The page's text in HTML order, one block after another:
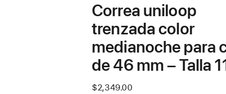
Correa uniloop
trenzada color
medianoche para
de 46 mm – Talla
$2,349.00